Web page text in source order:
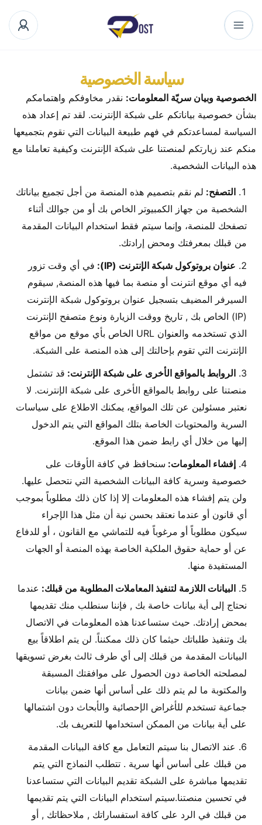
سياسة الخصوصية
الخصوصية وبيان سريّة المعلومات: نقدر مخاوفكم واهتمامكم
بشأن خصوصية بياناتكم على شبكة الإنترنت. لقد تم إعداد هذه
السياسة لمساعدتكم في فهم طبيعة البيانات التي نقوم بتجميعها
منكم عند زيارتكم لمنصتنا على شبكة الإنترنت وكيفية تعاملنا مع
هذه البيانات الشخصية.
التصفح: لم نقم بتصميم هذه المنصة من أجل تجميع بياناتك
الشخصية من جهاز الكمبيوتر الخاص بك أو من جوالك أثناء
تصفحك للمنصة، وإنما سيتم فقط استخدام البيانات المقدمة
من قبلك بمعرفتك ومحض إرادتك.
عنوان بروتوكول شبكة الإنترنت (IP):
في أي وقت تزور
فيه أي موقع انترنت أو منصة بما فيها هذه المنصة, سيقوم
السيرفر المضيف بتسجيل عنوان بروتوكول شبكة الإنترنت
(IP) الخاص بك , تاريخ ووقت الزيارة ونوع متصفح الإنترنت
الذي تستخدمه والعنوان URL الخاص بأي موقع من مواقع
الإنترنت التي تقوم بإحالتك إلى هذه المنصة على الشبكة.
الروابط بالمواقع الأخرى على شبكة الإنترنت: قد تشتمل
منصتنا على روابط بالمواقع الأخرى على شبكة الإنترنت. لا
نعتبر مسئولين عن تلك المواقع، يمكنك الاطلاع على سياسات
السرية والمحتويات الخاصة بتلك المواقع التي يتم الدخول
إليها من خلال أي رابط ضمن هذا الموقع.
إفشاء المعلومات: سنحافظ في كافة الأوقات على
خصوصية وسرية كافة البيانات الشخصية التي نتحصل عليها.
ولن يتم إفشاء هذه المعلومات إلا إذا كان ذلك مطلوباً بموجب
أي قانون أو عندما نعتقد بحسن نية أن مثل هذا الإجراء
سيكون مطلوباً أو مرغوباً فيه للتماشي مع القانون ، أو للدفاع
عن أو حماية حقوق الملكية الخاصة بهذه المنصة أو الجهات
المستفيدة منها.
البيانات اللازمة لتنفيذ المعاملات المطلوبة من قبلك: عندما
نحتاج إلى أية بيانات خاصة بك , فإننا سنطلب منك تقديمها
بمحض إرادتك. حيث ستساعدنا هذه المعلومات في الاتصال
بك وتنفيذ طلباتك حيثما كان ذلك ممكنناً. لن يتم اطلاقاً بيع
البيانات المقدمة من قبلك إلى أي طرف ثالث بغرض تسويقها
لمصلحته الخاصة دون الحصول على موافقتك المسبقة
والمكتوبة ما لم يتم ذلك على أساس أنها ضمن بيانات
جماعية تستخدم للأغراض الإحصائية والأبحاث دون اشتمالها
على أية بيانات من الممكن استخدامها للتعريف بك.
عند الاتصال بنا سيتم التعامل مع كافة البيانات المقدمة
من قبلك على أساس أنها سرية . تتطلب النماذج التي يتم
تقديمها مباشرة على الشبكة تقديم البيانات التي ستساعدنا
في تحسين منصتنا.سيتم استخدام البيانات التي يتم تقديمها
من قبلك في الرد على كافة استفساراتك , ملاحظاتك , أو